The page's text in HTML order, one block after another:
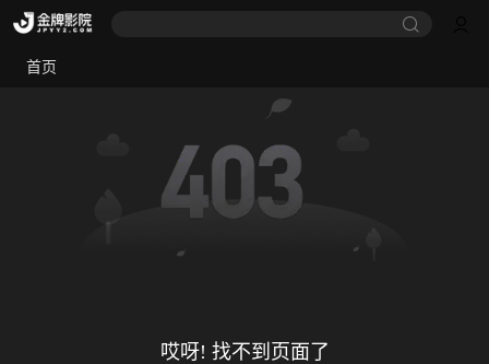
首页
哎呀! 找不到页面了